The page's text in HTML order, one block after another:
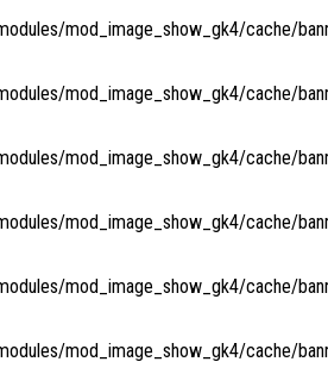
mod_image_show_gk4/cache/
mod_image_show_gk4/cache/
mod_image_show_gk4/cache/
mod_image_show_gk4/cache/
mod_image_show_gk4/cache/
mod_image_show_gk4/cache/